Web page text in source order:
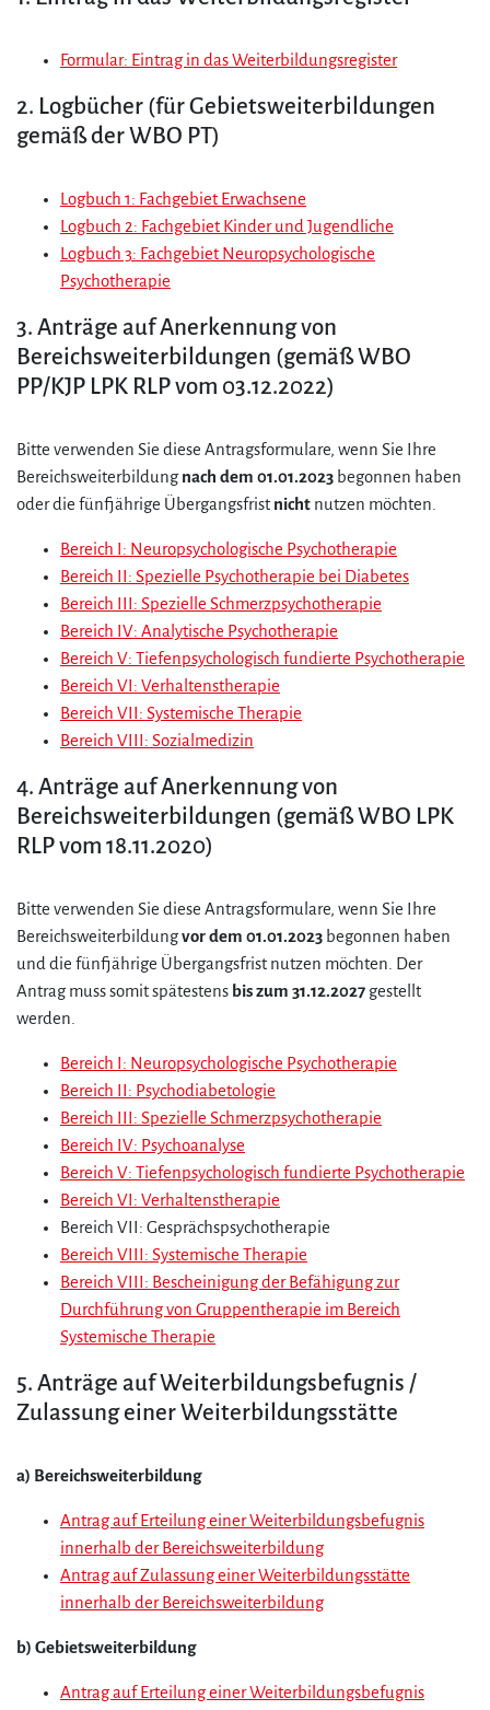
Formular: Eintrag in das Weiterbildungsregister
2. Logbücher (für Gebietsweiterbildungen
gemäß der WBO PT)
Logbuch 1: Fachgebiet Erwachsene
Logbuch 2: Fachgebiet Kinder und Jugendliche
Logbuch 3: Fachgebiet Neuropsychologische
Psychotherapie
3. Anträge auf Anerkennung von
Bereichsweiterbildungen (gemäß WBO
PP/KJP LPK RLP vom 03.12.2022)
Bitte verwenden Sie diese Antragsformulare, wenn Sie Ihre
Bereichsweiterbildungnach dem 01.01.2023 begonnen haben
oder die fünfjährige Übergangsfristnicht nutzen möchten.
Bereich I: Neuropsychologische Psychotherapie
Bereich II: Spezielle Psychotherapie bei Diabetes
Bereich III: Spezielle Schmerzpsychotherapie
Bereich IV: Analytische Psychotherapie
Bereich V: Tiefenpsychologisch fundierte Psychotherapie
Bereich VI: Verhaltenstherapie
Bereich VII: Systemische Therapie
Bereich VIII: Sozialmedizin
4. Anträge auf Anerkennung von
Bereichsweiterbildungen (gemäß WBO LPK
RLP vom 18.11.2020)
Bitte verwenden Sie diese Antragsformulare, wenn Sie Ihre
Bereichsweiterbildungvor dem 01.01.2023 begonnen haben
und die fünfjährige Übergangsfrist nutzen möchten. Der
Antrag muss somit spätestens bis zum 31.12.2027 gestellt
werden.
Bereich I: Neuropsychologische Psychotherapie
Bereich II: Psychodiabetologie
Bereich III: Spezielle Schmerzpsychotherapie
Bereich IV: Psychoanalyse
Bereich V: Tiefenpsychologisch fundierte Psychotherapie
Bereich VI: Verhaltenstherapie
Bereich VII: Gesprächspsychotherapie
Bereich VIII: Systemische Therapie
Bereich VIII: Bescheinigung der Befähigung zur
Durchführung von Gruppentherapie im Bereich
Systemische Therapie
5. Anträge auf Weiterbildungsbefugnis /
Zulassung einer Weiterbildungsstätte
a) Bereichsweiterbildung
Antrag auf Erteilung einer Weiterbildungsbefugnis
innerhalb der Bereichsweiterbildung
Antrag auf Zulassung einer Weiterbildungsstätte
innerhalb der Bereichsweiterbildung
b) Gebietsweiterbildung
Antrag auf Erteilung einer Weiterbildungsbefugnis